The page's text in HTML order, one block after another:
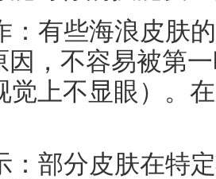
：有些海浪皮肤
因，不容易被第
觉上不显眼）。
：部分皮肤在特